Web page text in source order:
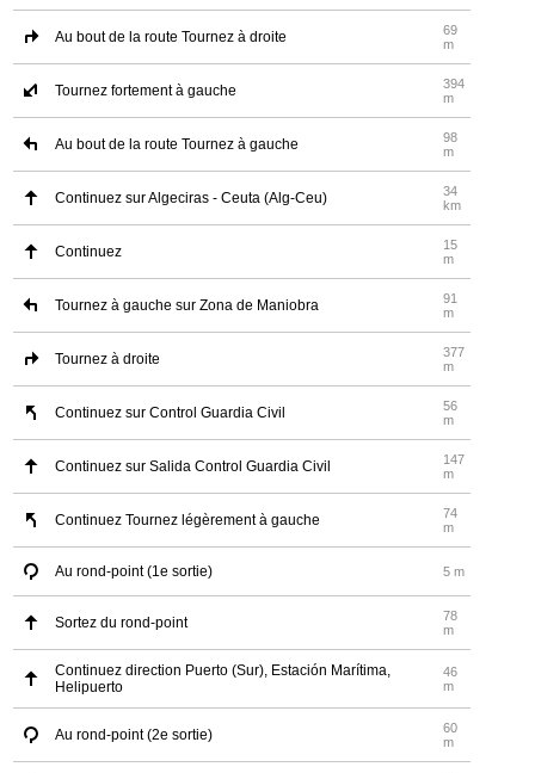
Au bout de la route Tournez à droite
69
m
Tournez fortement à gauche
394
m
Au bout de la route Tournez à gauche
98
m
Continuez sur Algeciras - Ceuta (Alg-Ceu)
34
km
Continuez
15
m
Tournez à gauche sur Zona de Maniobra
91
m
Tournez à droite
377
m
Continuez sur Control Guardia Civil
56
m
Continuez sur Salida Control Guardia Civil
147
m
Continuez Tournez légèrement à gauche
74
m
Au rond-point (1e sortie) 5 m
Sortez du rond-point
78
m
Continuez direction Puerto (Sur), Estación Marítima,
Helipuerto
46
m
Au rond-point (2e sortie)
60
m